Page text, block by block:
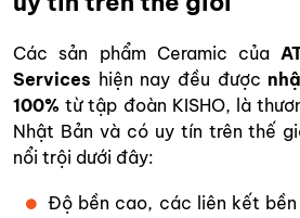
Các sản phẩm Ceramic của
Services hiện nay đều được
100% từ tập đoàn KISHO, là
Nhật Bản và có uy tín trên thế
nổi trội dưới đây:
Độ bền cao, các liên kết